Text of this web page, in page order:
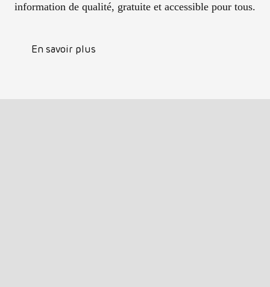
information de qualité, gratuite et accessible pour tous.
En savoir plus